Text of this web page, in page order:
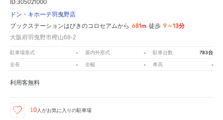
ID:305021000
ドン・キホーテ羽曳野店
ブックステーションはびきのコロセアムから 681m 徒歩 9～13分
大阪府羽曳野市樫山68-2
駐車場形式 - 屋内外形式 - 駐車台数 783台
全長 - 全幅 - 車高 -
利用客無料
10人がお気に入りの駐車場